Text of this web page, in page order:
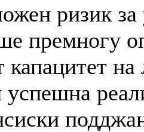
ризик
премногу
капацитет